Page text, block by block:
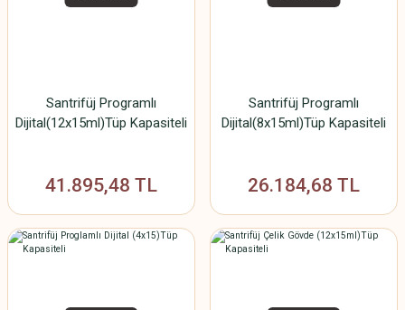
Santrifüj Programlı
Dijital(12x15ml)Tüp Kapasiteli
41.895,48 TL
Santrifüj Programlı
Dijital(8x15ml)Tüp Kapasiteli
26.184,68 TL